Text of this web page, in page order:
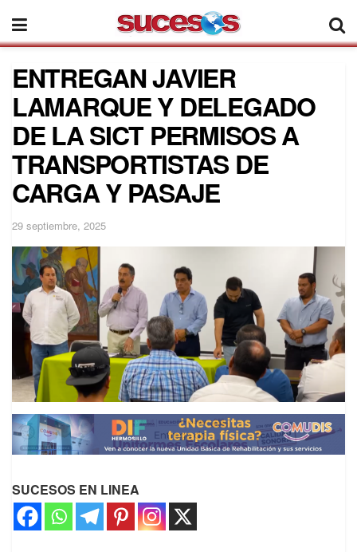
ENTREGAN JAVIER
LAMARQUE Y DELEGADO
DE LA SICT PERMISOS A
TRANSPORTISTAS DE
CARGA Y PASAJE
29 septiembre, 2025
SUCESOS EN LINEA